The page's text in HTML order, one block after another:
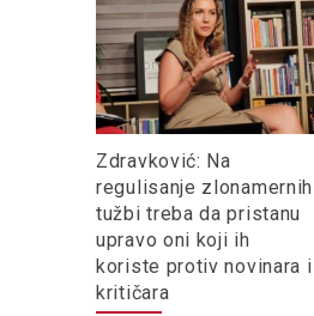
Zdravković: Na
regulisanje zlonamernih
tužbi treba da pristanu
upravo oni koji ih
koriste protiv novinara i
kritičara